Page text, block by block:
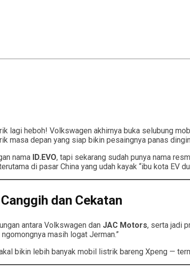
lagi heboh! Volkswagen akhirnya buka selubung
masa depan yang siap bikin pesaingnya panas
nama ID.EVO, tapi sekarang sudah punya nama
di pasar China yang udah kayak “ibu kota EV
dan Cekatan
antara Volkswagen dan JAC Motors, serta jadi
masih logat Jerman.”
bikin lebih banyak mobil listrik bareng Xpeng —